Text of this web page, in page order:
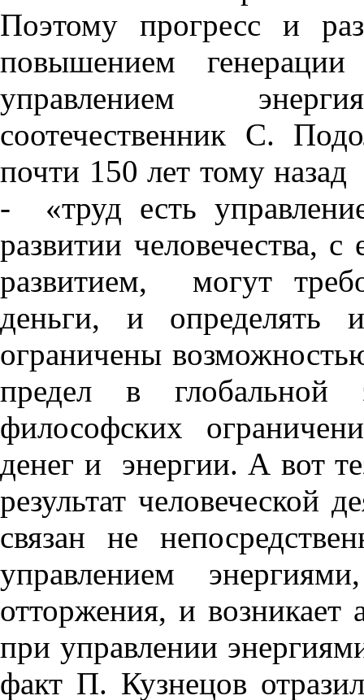
Поэтому прогресс и
повышением
управлением
соотечественник С.
почти 150 лет тому назад
- «труд есть
развитии человечества,
развитием, могут
деньги, и определять
ограничены
предел в
философских
денег и энергии. А вот
результат человеческой
связан не
управлением
отторжения, и возникает
при управлении
факт П. Кузнецов